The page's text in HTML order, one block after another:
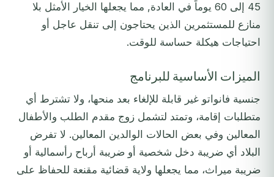
45 إلى 60 يوماً في العادة, مما يجعلها الخيار الأمثل بلا
منازع للمستثمرين الذين يحتاجون إلى تنقل عاجل أو
احتياجات هيكلة حساسة للوقت.
الميزات الأساسية للبرنامج
جنسية فانواتو غير قابلة للإلغاء بعد منحها، ولا تشترط أي
متطلبات إقامة، وتمتد لتشمل زوج مقدم الطلب والأطفال
المعالين وفي بعض الحالات الوالدين المعالين. لا تفرض
البلاد أي ضريبة دخل شخصية أو ضريبة أرباح رأسمالية أو
ضريبة ميراث، مما يجعلها ولاية قضائية مقنعة للحفاظ على